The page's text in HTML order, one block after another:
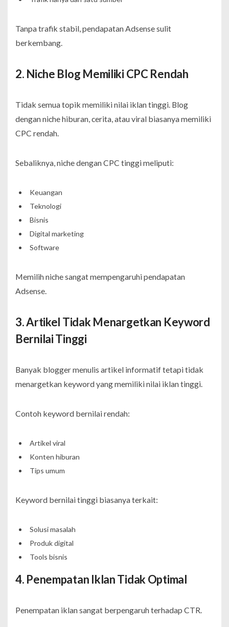
Tanpa trafik stabil, pendapatan Adsense sulit
berkembang.
2. Niche Blog Memiliki CPC Rendah
Tidak semua topik memiliki nilai iklan tinggi. Blog
dengan niche hiburan, cerita, atau viral biasanya memiliki
CPC rendah.
Sebaliknya, niche dengan CPC tinggi meliputi:
Keuangan
Teknologi
Bisnis
Digital marketing
Software
Memilih niche sangat mempengaruhi pendapatan
Adsense.
3. Artikel Tidak Menargetkan Keyword
Bernilai Tinggi
Banyak blogger menulis artikel informatif tetapi tidak
menargetkan keyword yang memiliki nilai iklan tinggi.
Contoh keyword bernilai rendah:
Artikel viral
Konten hiburan
Tips umum
Keyword bernilai tinggi biasanya terkait:
Solusi masalah
Produk digital
Tools bisnis
4. Penempatan Iklan Tidak Optimal
Penempatan iklan sangat berpengaruh terhadap CTR.